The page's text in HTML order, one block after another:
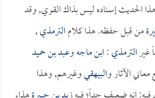
الحديث إسناده ليس بذاك القوي, وقد
من قبل حفظه. هذا كلامالترمذي,
غيرالترمذي:ابن ماجهوعبد بن حميد
الآثار والبيهقيوغيرهم, وهذا